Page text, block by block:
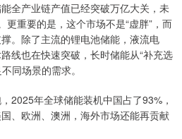
全产业链产值已经突破万亿大关，未
重要的是，这个市场不是“虚胖”，而
。除了主流的锂电池储能，液流电
线也在快速突破，长时储能从“补充选
同场景的需求。
2025年全球储能装机中国占了93%，
、欧洲、澳洲，海外市场还能再贡献